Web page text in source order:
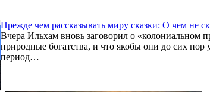
Прежде чем рассказывать миру сказки: О чем не
Вчера Ильхам вновь заговорил о «колониальном
природные богатства, и что якобы они до сих
период…